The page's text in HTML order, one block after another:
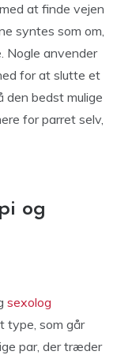
at finde vejen
syntes som om,
Nogle anvender
for at slutte et
bedst mulige
for parret selv,
og
sexolog
type, som går
par, der træder